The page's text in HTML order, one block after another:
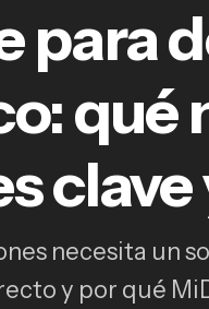
el derecho
reales para
para
qué
necesita un
y por qué